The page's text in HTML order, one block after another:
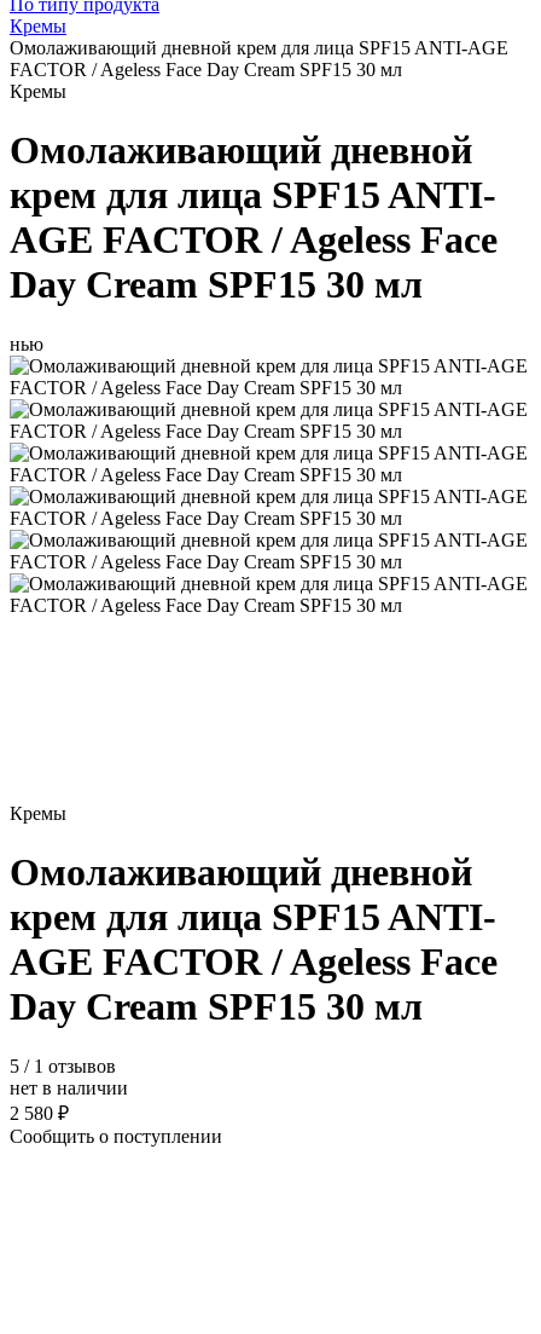
По типу продукта
Кремы
Омолаживающий дневной крем для лица SPF15 ANTI-AGE
FACTOR / Ageless Face Day Cream SPF15 30 мл
Кремы
Омолаживающий дневной
крем для лица SPF15 ANTI-
AGE FACTOR / Ageless Face
Day Cream SPF15 30 мл
нью
Кремы
Омолаживающий дневной
крем для лица SPF15 ANTI-
AGE FACTOR / Ageless Face
Day Cream SPF15 30 мл
5 / 1 отзывов
нет в наличии
2 580 ₽
Сообщить о поступлении